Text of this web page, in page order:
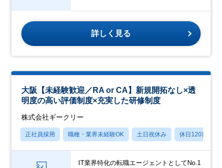
詳しく見る
大阪【未経験歓迎／RA or CA】新規開拓なし×透
明度の高い評価制度×充実した研修制度
株式会社ギークリー
正社員採用 職種・業界未経験OK 土日祝休み 休日120日以上
IT業界特化の転職エージェントとしてNo.1